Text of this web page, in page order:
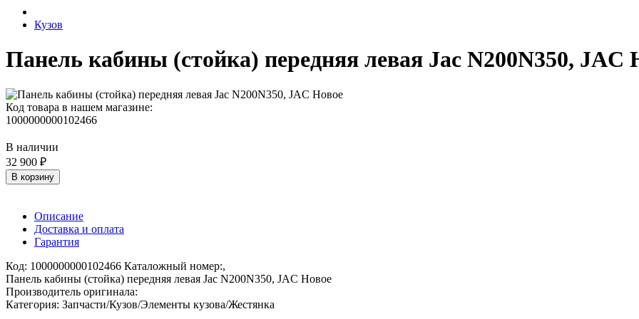
Кузов
Панель кабины (cтойка) передняя левая Jac N200N350, JAC
Код товара в нашем магазине:
1000000000102466
В наличии
32 900 ₽
В корзину
Описание
Доставка и оплата
Гарантия
Код: 1000000000102466 Каталожный номер:,
Панель кабины (cтойка) передняя левая Jac N200N350, JAC Новое
Производитель оригинала:
Категория: Запчасти/Кузов/Элементы кузова/Жестянка